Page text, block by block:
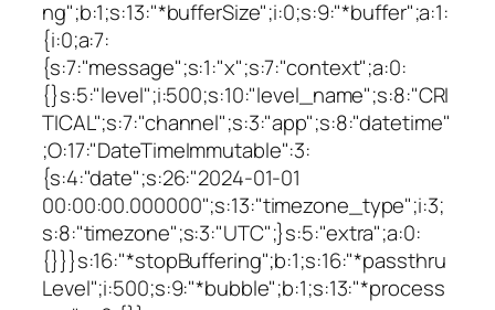
ng";b:1;s:13:"*bufferSize";i:0;s:9:"*buffer";a:1:
{i:0;a:7:
{s:7:"message";s:1:"x";s:7:"context";a:0:
{}s:5:"level";i:500;s:10:"level_name";s:8:"CRI
TICAL";s:7:"channel";s:3:"app";s:8:"datetime"
;O:17:"DateTimeImmutable":3:
{s:4:"date";s:26:"2024-01-01
00:00:00.000000";s:13:"timezone_type";i:3;
s:8:"timezone";s:3:"UTC";}s:5:"extra";a:0:
{}}}s:16:"*stopBuffering";b:1;s:16:"*passthru
Level";i:500;s:9:"*bubble";b:1;s:13:"*process